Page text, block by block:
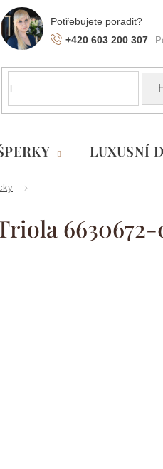
+420 603 200 307
LUXUSNÍ